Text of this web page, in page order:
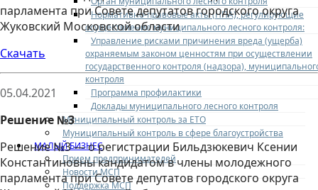
Нормативно-правовые акты (НПА), регулирующие
осуществление муниципального лесного контроля:
Управление рисками причинения вреда (ущерба)
охраняемым законом ценностям при осуществлении
государственного контроля (надзора),
контроля
Программа профилактики
Доклады муниципального лесного контроля
Муниципальный контроль за ЕТО
Муниципальный контроль в сфере благоустройства
МАЛЫЙ БИЗНЕС
Прием предпринимателей
Новости МСП
Поддержка МСП
парламента при Совете депутатов городского округа
Жуковский Московской области
Скачать
05.04.2021
Решение №3
Решение №3 — о регистрации Бильдзюкевич Ксении
Константиновны кандидатом в члены молодежного
парламента при Совете депутатов городского округа